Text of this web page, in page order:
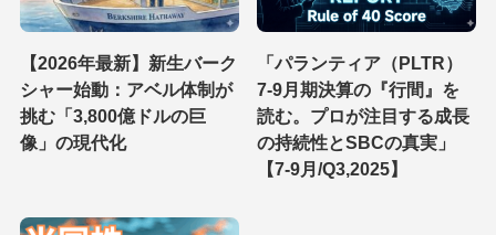
【2026年最新】新生バーク
シャー始動：アベル体制が
挑む「3,800億ドルの巨
像」の現代化
「パランティア（PLTR）
7-9月期決算の『行間』を
読む。プロが注目する成長
の持続性とSBCの真実」
【7-9月/Q3,2025】